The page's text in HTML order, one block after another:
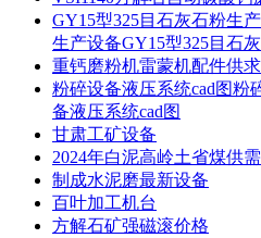
GY15型325目石灰石粉生
生产设备GY15型325目石
重钙磨粉机雷蒙机配件供求
粉碎设备液压系统cad图粉
备液压系统cad图
甘肃工矿设备
2024年白泥高岭土省煤供需
制成水泥磨最新设备
百叶加工机台
方解石矿强磁滚价格